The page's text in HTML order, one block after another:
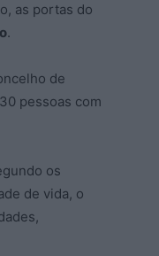
as portas do
.
de
pessoas com
os
de vida, o